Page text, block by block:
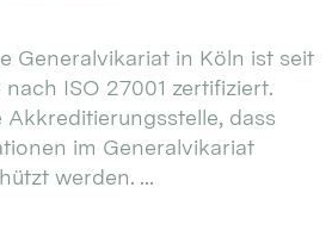
Generalvikariat in Köln ist seit
ISO 27001 zertifiziert.
dass
im Generalvikariat
werden. ...